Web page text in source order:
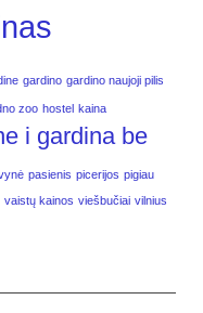
gardino gardino naujoji pilis
zoo hostel kaina
i gardina be
pasienis picerijos pigiau
vaistų kainos viešbučiai vilnius